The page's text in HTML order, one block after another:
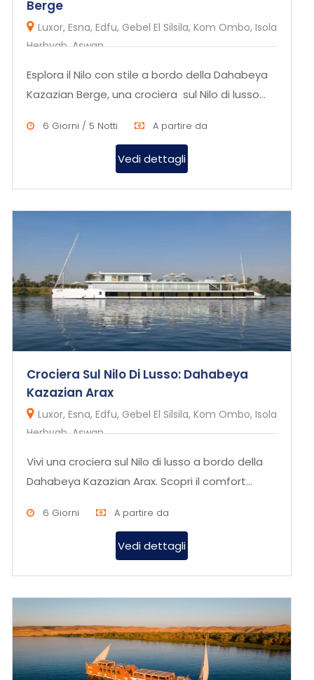
Berge
Luxor, Esna, Edfu, Gebel El Silsila, Kom Ombo, Isola
Herbyab, Aswan
Esplora il Nilo con stile a bordo della Dahabeya
Kazazian Berge, una crociera sul Nilo di lusso
6 Giorni / 5 Notti A partire da
Vedi dettagli
Crociera Sul Nilo Di Lusso: Dahabeya
Kazazian Arax
Luxor, Esna, Edfu, Gebel El Silsila, Kom Ombo, Isola
Herbyab, Aswan
Vivi una crociera sul Nilo di lusso a bordo della
Dahabeya Kazazian Arax. Scopri il comfort
6 Giorni A partire da
Vedi dettagli